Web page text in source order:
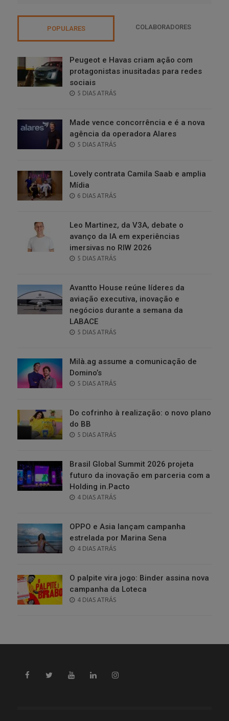
POPULARES COLABORADORES
Peugeot e Havas criam ação com
protagonistas inusitadas para redes
sociais
POSTED
5 DIAS ATRÁS
Made vence concorrência e é a nova
agência da operadora Alares
POSTED
5 DIAS ATRÁS
Lovely contrata Camila Saab e amplia
Mídia
POSTED
6 DIAS ATRÁS
Leo Martinez, da V3A, debate o
avanço da IA em experiências
imersivas no RIW 2026
POSTED
5 DIAS ATRÁS
Avantto House reúne líderes da
aviação executiva, inovação e
negócios durante a semana da
LABACE
POSTED
5 DIAS ATRÁS
Milà.ag assume a comunicação de
Domino’s
POSTED
5 DIAS ATRÁS
Do cofrinho à realização: o novo plano
do BB
POSTED
5 DIAS ATRÁS
Brasil Global Summit 2026 projeta
futuro da inovação em parceria com a
Holding in.Pacto
POSTED
4 DIAS ATRÁS
OPPO e Asia lançam campanha
estrelada por Marina Sena
POSTED
4 DIAS ATRÁS
O palpite vira jogo: Binder assina nova
campanha da Loteca
POSTED
4 DIAS ATRÁS